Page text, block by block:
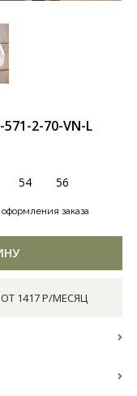
571-2-70-VN-L
54 56
заказа
1417 Р/МЕСЯЦ